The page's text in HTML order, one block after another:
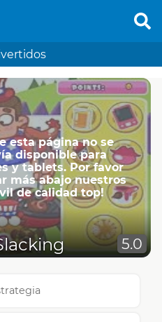
esta página no se
disponible para
y tablets. Por favor
más abajo nuestros
de calidad top!
5.0